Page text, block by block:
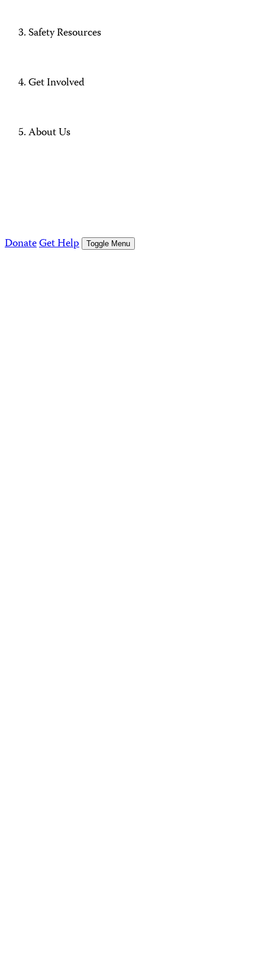
Safety Resources
Get Involved
About Us
DonateGet Help Toggle Menu